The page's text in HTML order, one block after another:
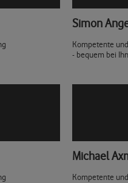
Simon
Kompetente
- bequem bei
Michael
Kompetente